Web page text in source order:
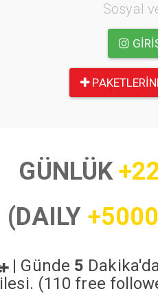
Sosyal
GÜNLÜK
(DAILY +5000
| Günde 5
(110 free